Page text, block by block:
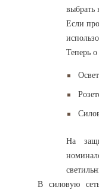
выбрать
Если
Теперь
На
В силовую